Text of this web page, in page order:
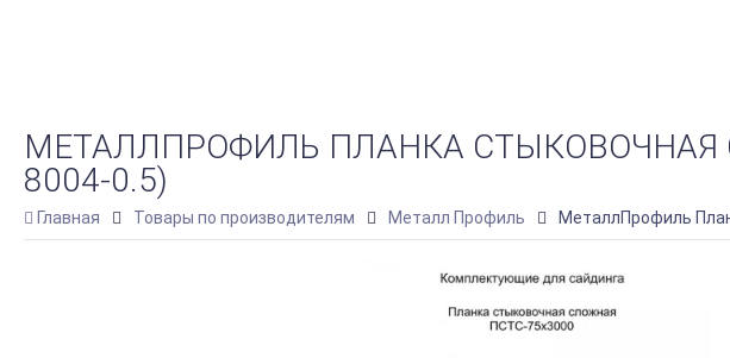
МЕТАЛЛПРОФИЛЬ ПЛАНКА СТЫКОВОЧНАЯ
8004-0.5)
Главная Товары по производителям Металл Профиль МеталлПрофиль